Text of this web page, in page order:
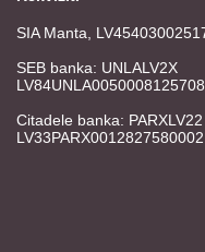
SIA Manta,
SEB banka: UNLALV2X
LV84UNLA0050008125708
Citadele banka: PARXLV22
LV33PARX0012827580002